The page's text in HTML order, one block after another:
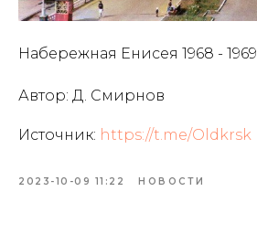
Набережная Енисея 1968 - 1969
Автор: Д. Смирнов
Источник: https://t.me/Oldkrsk
2023-10-09 11:22 НОВОСТИ